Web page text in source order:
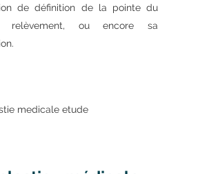
de définition de la pointe du
relèvement, ou encore sa